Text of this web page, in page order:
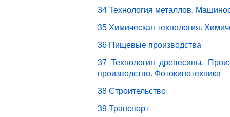
34 Технология металлов.
35 Химическая технология.
36 Пищевые производства
37 Технология древесины.
производство. Фотокинотехника
38 Строительство
39 Транспорт